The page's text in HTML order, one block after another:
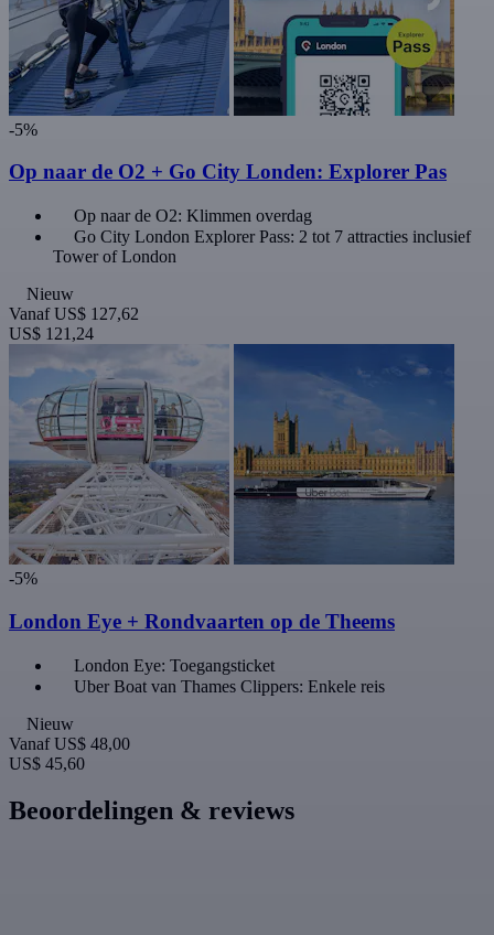
-5%
Op naar de O2 + Go City Londen: Explorer Pas
Op naar de O2: Klimmen overdag
Go City London Explorer Pass: 2 tot 7 attracties inclusief
Tower of London
Nieuw
Vanaf US$ 127,62
US$ 121,24
-5%
London Eye + Rondvaarten op de Theems
London Eye: Toegangsticket
Uber Boat van Thames Clippers: Enkele reis
Nieuw
Vanaf US$ 48,00
US$ 45,60
Beoordelingen & reviews